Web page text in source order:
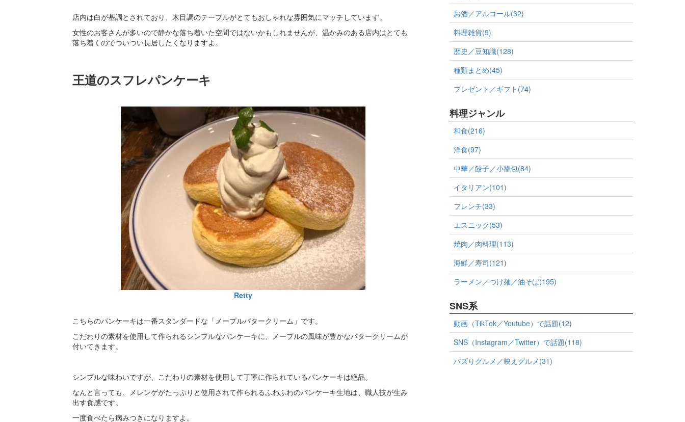
店内は白が基調とされており、木目調のテーブルがとてもおしゃれな雰囲気にマッチしています。
女性のお客さんが多いので静かな落ち着いた空間ではないかもしれませんが、温かみのある店内はとても
落ち着くのでついつい長居したくなりますよ。
王道のスフレパンケーキ
Retty
こちらのパンケーキは一番スタンダードな「メープルバタークリーム」です。
こだわりの素材を使用して作られるシンプルなパンケーキに、メープルの風味が豊かなバタークリームが
付いてきます。
シンプルな味わいですが、こだわりの素材を使用して丁寧に作られているパンケーキは絶品。
なんと言っても、メレンゲがたっぷりと使用されて作られるふわふわのパンケーキ生地は、職人技が生み
出す食感です。
一度食べたら病みつきになりますよ。
お酒／アルコール(32)
料理雑貨(9)
歴史／豆知識(128)
種類まとめ(45)
プレゼント／ギフト(74)
料理ジャンル
和食(216)
洋食(97)
中華／餃子／小籠包(84)
イタリアン(101)
フレンチ(33)
エスニック(53)
焼肉／肉料理(113)
海鮮／寿司(121)
ラーメン／つけ麺／油そば(195)
SNS系
動画（TikTok／Youtube）で話題(12)
SNS（Instagram／Twitter）で話題(118)
バズりグルメ／映えグルメ(31)